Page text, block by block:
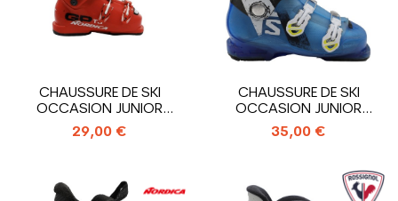
CHAUSSURE DE SKI
OCCASION JUNIOR
NORDICA GP TJ_4...
29,00 €
CHAUSSURE DE SKI
OCCASION JUNIOR
SALOMON T3_3
CROCHETS
35,00 €